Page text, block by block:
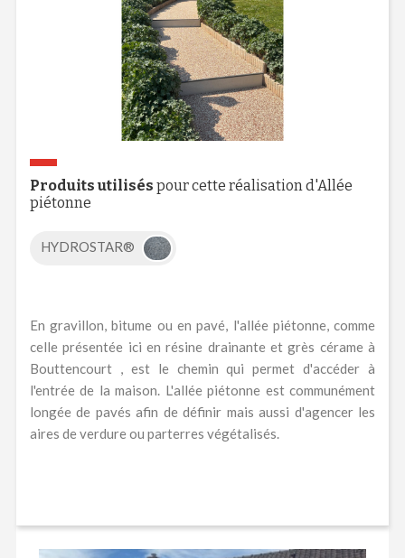
Produits utilisés pour cette réalisation d'Allée
piétonne
HYDROSTAR®
En gravillon, bitume ou en pavé, l'allée piétonne, comme
celle présentée ici en résine drainante et grès cérame à
Bouttencourt , est le chemin qui permet d'accéder à
l'entrée de la maison. L'allée piétonne est communément
longée de pavés afin de définir mais aussi d'agencer les
aires de verdure ou parterres végétalisés.